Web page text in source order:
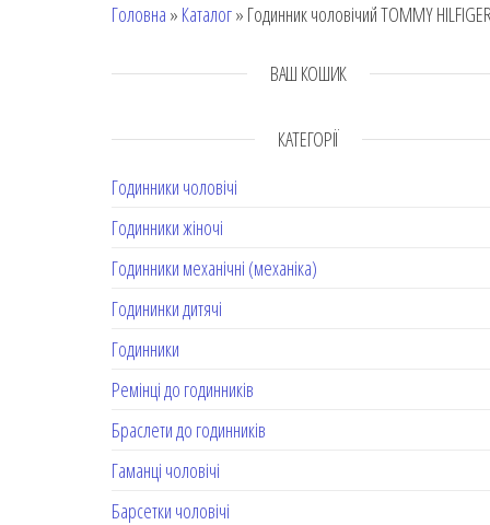
Головна » Каталог» Годинник чоловічий TOMMY
ВАШ КОШИК
КАТЕГОРІЇ
Годинники чоловічі
Годинники жіночі
Годинники механічні (механіка)
Годининки дитячі
Годинники
Ремінці до годинників
Браслети до годинників
Гаманці чоловічі
Барсетки чоловічі